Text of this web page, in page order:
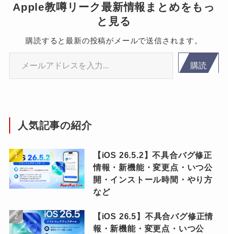
Apple教噂リーク最新情報まとめをもっ
と見る
購読すると最新の投稿がメールで送信されます。
メールアドレスを入力...
購読
人気記事の紹介
【iOS 26.5.2】不具合バグ修正
情報・新機能・変更点・いつ公
開・インストール時間・やり方
など
【iOS 26.5】不具合バグ修正情
報・新機能・変更点・いつ公